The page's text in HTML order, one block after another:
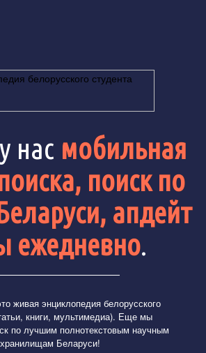
нас мобильная
поиск по
апдейт
ежедневно.
живая энциклопедия белорусского
книги, мультимедиа). Еще мы
по лучшим полнотекстовым научным
хранилищам Беларуси!